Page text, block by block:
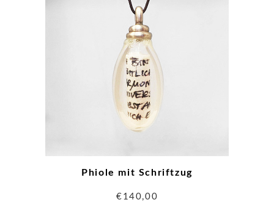
Phiole mit Schriftzug
€ 140,00